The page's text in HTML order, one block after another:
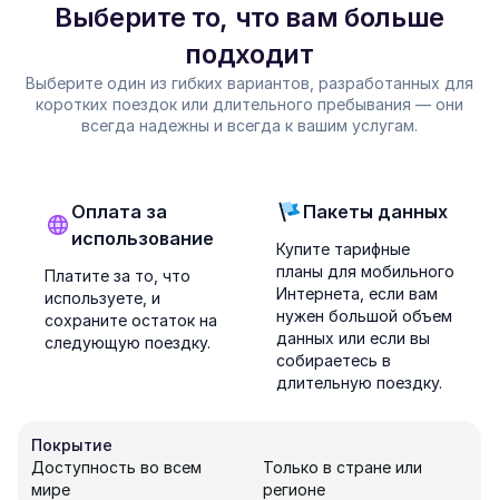
Выберите то, что вам больше
подходит
Выберите один из гибких вариантов, разработанных для
коротких поездок или длительного пребывания — они
всегда надежны и всегда к вашим услугам.
Оплата за
использование
Платите за то, что
используете, и
сохраните остаток на
следующую поездку.
Пакеты данных
Купите тарифные
планы для мобильного
Интернета, если вам
нужен большой объем
данных или если вы
собираетесь в
длительную поездку.
Покрытие
Доступность во всем
мире
Только в стране или
регионе